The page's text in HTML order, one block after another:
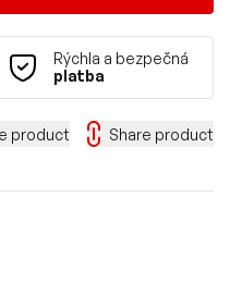
Rýchla a bezpečná
platba
product Share product